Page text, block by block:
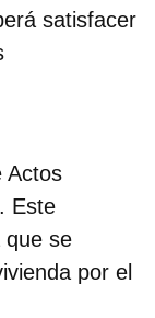
satisfacer
Actos
Este
que se
por el